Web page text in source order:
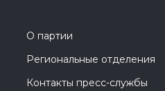
О партии
Региональные отделения
Контакты пресс-службы